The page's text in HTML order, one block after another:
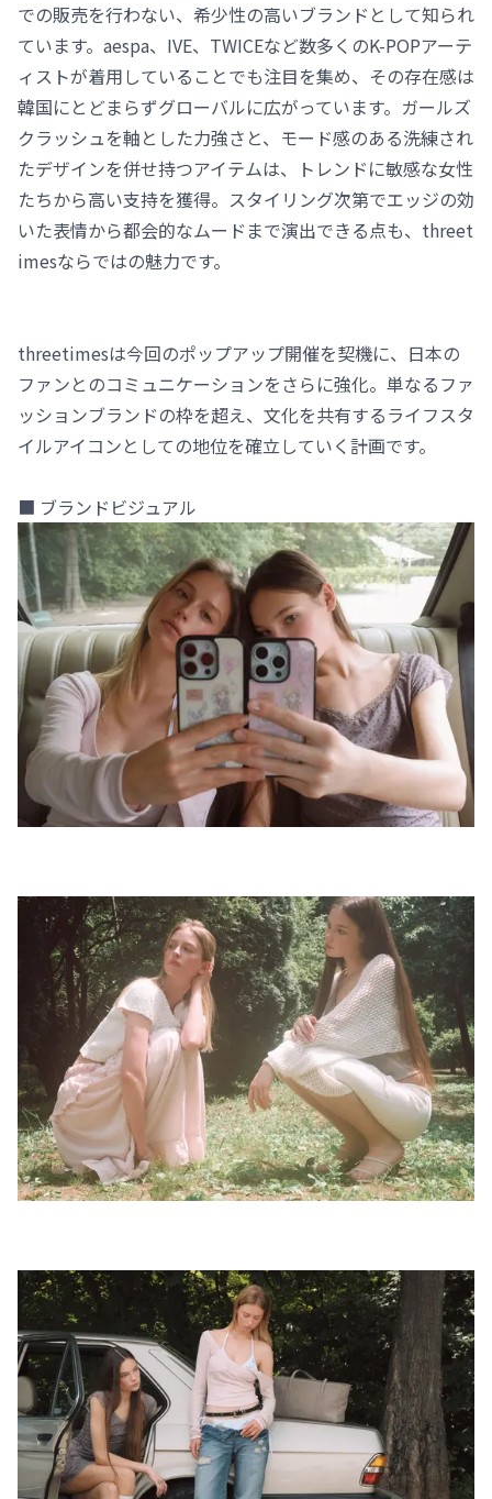
での販売を行わない、希少性の高いブランドとして知られ
ています。aespa、IVE、TWICEなど数多くのK-POPアーテ
ィストが着用していることでも注目を集め、その存在感は
韓国にとどまらずグローバルに広がっています。ガールズ
クラッシュを軸とした力強さと、モード感のある洗練され
たデザインを併せ持つアイテムは、トレンドに敏感な女性
たちから高い支持を獲得。スタイリング次第でエッジの効
いた表情から都会的なムードまで演出できる点も、threet
imesならではの魅力です。
threetimesは今回のポップアップ開催を契機に、日本の
ファンとのコミュニケーションをさらに強化。単なるファ
ッションブランドの枠を超え、文化を共有するライフスタ
イルアイコンとしての地位を確立していく計画です。
■ ブランドビジュアル